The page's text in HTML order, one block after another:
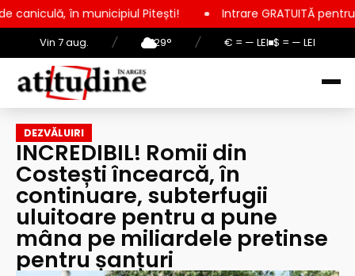
Vin 7 aug. / 29° / € = — LEI $ = — LEI
Pitești! Intrare GRATUITĂ pentru copii, elevi și
DEZVĂLUIRI
INCREDIBIL! Romii din
Costești încearcă, în
continuare, subterfugii
uluitoare pentru a pune
mâna pe miliardele pretinse
pentru șanțuri